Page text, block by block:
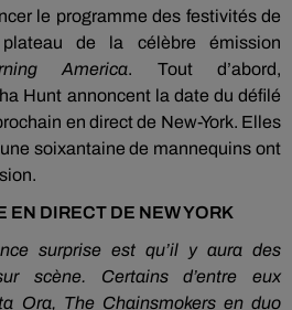
le programme des festivités de
de la célèbre émission
America.
Tout d’abord,
Hunt annoncent la date du défilé
en direct de New-York. Elles
soixantaine de mannequins ont
EN DIRECT DE NEW YORK
surprise est qu’il y aura des
scène. Certains d’entre eux
Ora, The Chainsmokersen duo